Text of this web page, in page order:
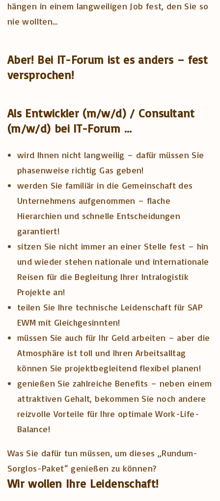
hängen in einem langweiligen Job fest, den Sie so
nie wollten…
Aber! Bei IT-Forum ist es anders – fest
versprochen!
Als Entwickler (m/w/d) / Consultant
(m/w/d) bei IT-Forum …
wird Ihnen nicht langweilig – dafür müssen Sie
phasenweise richtig Gas geben!
werden Sie familiär in die Gemeinschaft des
Unternehmens aufgenommen – flache
Hierarchien und schnelle Entscheidungen
garantiert!
sitzen Sie nicht immer an einer Stelle fest – hin
und wieder stehen nationale und internationale
Reisen für die Begleitung Ihrer Intralogistik
Projekte an!
teilen Sie Ihre technische Leidenschaft für SAP
EWM mit Gleichgesinnten!
müssen Sie auch für Ihr Geld arbeiten – aber die
Atmosphäre ist toll und Ihren Arbeitsalltag
können Sie projektbegleitend flexibel planen!
genießen Sie zahlreiche Benefits – neben einem
attraktiven Gehalt, bekommen Sie noch andere
reizvolle Vorteile für Ihre optimale Work-Life-
Balance!
Was Sie dafür tun müssen, um dieses „Rundum-
Sorglos-Paket“ genießen zu können?
Wir wollen Ihre Leidenschaft!